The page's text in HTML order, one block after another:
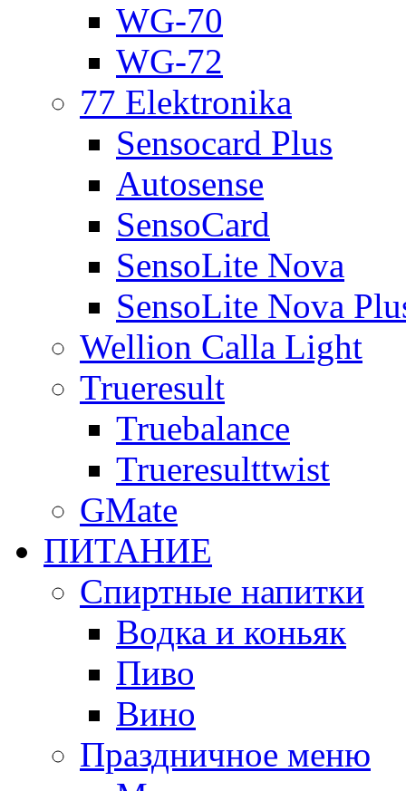
WG-70
WG-72
77 Elektronika
Sensocard Plus
Autosense
SensoCard
SensoLite Nova
SensoLite Nova
Wellion Calla Light
Trueresult
Truebalance
Trueresulttwist
GMate
ПИТАНИЕ
Спиртные напитки
Водка и коньяк
Пиво
Вино
Праздничное меню